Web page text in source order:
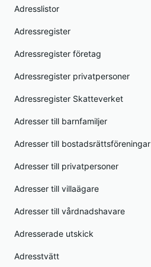
Adresslistor
Adressregister
Adressregister företag
Adressregister privatpersoner
Adressregister Skatteverket
Adresser till barnfamiljer
Adresser till bostadsrättsföreningar
Adresser till privatpersoner
Adresser till villaägare
Adresser till vårdnadshavare
Adresserade utskick
Adresstvätt